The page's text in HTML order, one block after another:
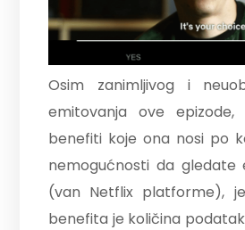
Osim zanimljivog i
emitovanja ove
benefiti koje ona nosi po
nemogućnosti da gledate
(van Netflix platforme),
benefita je količina